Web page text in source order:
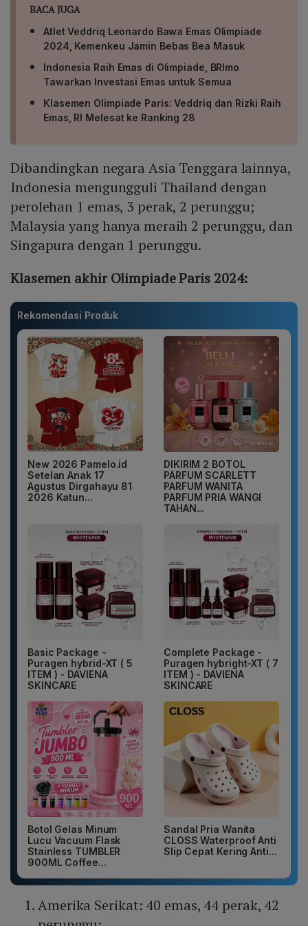
BACA JUGA
Atlet Veddriq Leonardo Bawa Emas Olimpiade
2024, Kemenkeu Jamin Bebas Bea Masuk
Indonesia Raih Emas di Olimpiade, BRImo
Tawarkan Investasi Emas untuk Semua
Klasemen Olimpiade Paris: Veddriq dan Rizki Raih
Emas, RI Melesat ke Ranking 28
Dibandingkan negara Asia Tenggara lainnya,
Indonesia mengungguli Thailand dengan
perolehan 1 emas, 3 perak, 2 perunggu;
Malaysia yang hanya meraih 2 perunggu, dan
Singapura dengan 1 perunggu.
Klasemen akhir Olimpiade Paris 2024:
Rekomendasi Produk
New 2026 Pamelo.id
Setelan Anak 17
Agustus Dirgahayu 81
2026 Katun...
DIKIRIM 2 BOTOL
PARFUM SCARLETT
PARFUM WANITA
PARFUM PRIA WANGI
TAHAN...
Basic Package -
Puragen hybrid-XT ( 5
ITEM ) - DAVIENA
SKINCARE
Complete Package -
Puragen hybright-XT ( 7
ITEM ) - DAVIENA
SKINCARE
Botol Gelas Minum
Lucu Vacuum Flask
Stainless TUMBLER
900ML Coffee...
Sandal Pria Wanita
CLOSS Waterproof Anti
Slip Cepat Kering Anti...
Amerika Serikat: 40 emas, 44 perak, 42